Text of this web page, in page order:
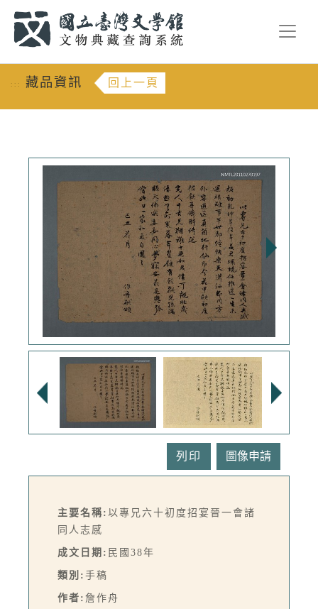
::: 藏品資訊 回上一頁
列印
主要名稱: 以專兄六十初度招宴晉一會諸
同人志感
成文日期: 民國38年
類別: 手稿
作者: 詹作舟